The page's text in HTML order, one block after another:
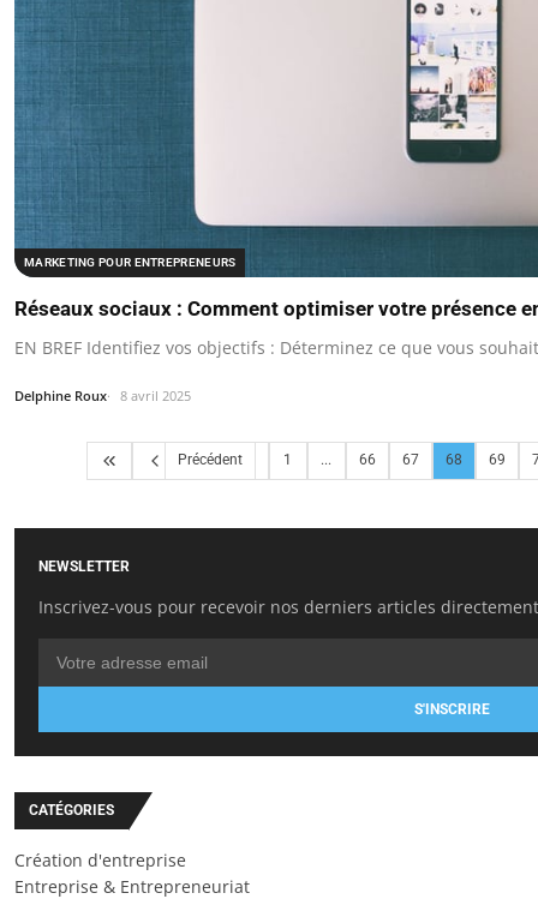
MARKETING POUR ENTREPRENEURS
Réseaux sociaux : Comment optimiser votre présence
EN BREF Identifiez vos objectifs : Déterminez ce que vous
Delphine Roux 8 avril 2025
Précédent 1 ... 66 67 68 69
NEWSLETTER
Inscrivez-vous pour recevoir nos derniers articles
S'INSCRIRE
CATÉGORIES
Création d'entreprise
Entreprise & Entrepreneuriat